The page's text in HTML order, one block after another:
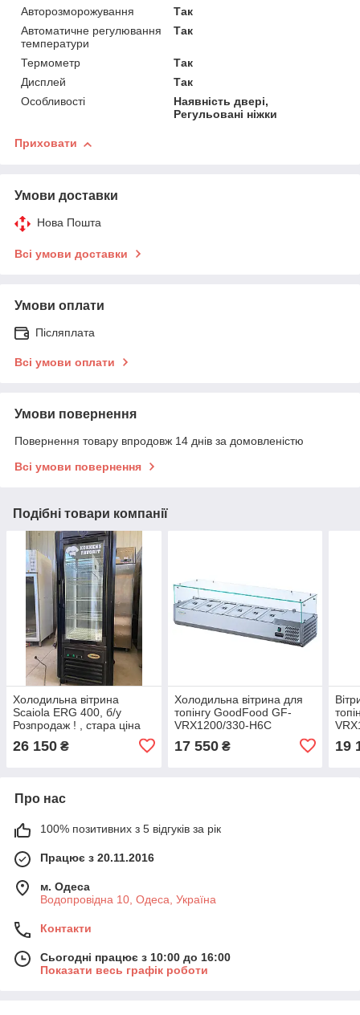
Авторозморожування
Так
Автоматичне регулювання
температури
Так
Термометр
Так
Дисплей
Так
Особливості
Наявність двері,
Регульовані ніжки
Приховати
Умови доставки
Нова Пошта
Всі умови доставки
Умови оплати
Післяплата
Всі умови оплати
Умови повернення
Повернення товару впродовж 14 днів за домовленістю
Всі умови повернення
Подібні товари компанії
Холодильна вітрина
Scaiola ERG 400, б/у
Розпродаж ! , стара ціна
26 150 ₴
Холодильна вітрина для
топінгу GoodFood GF-
VRX1200/330-H6C
17 550₴ 19
Про нас
100% позитивних з 5 відгуків за рік
Працює з 20.11.2016
м. Одеса
Водопровідна 10, Одеса, Україна
Контакти
Сьогодні працює з 10:00 до 16:00
Показати весь графік роботи